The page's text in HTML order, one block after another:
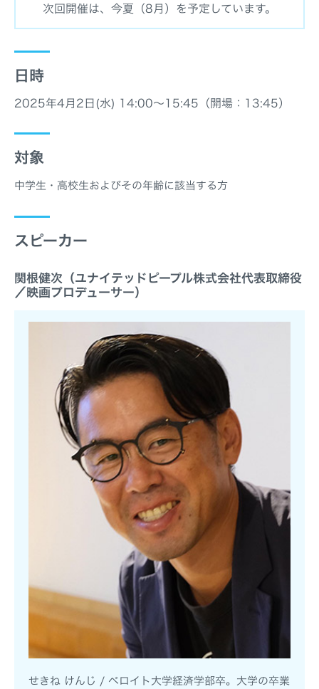
次回開催は、今夏（8月）を予定しています。
日時
2025年4月2日(水) 14:00～15:45（開場：13:45）
対象
中学生・高校生およびその年齢に該当する方
スピーカー
関根健次（ユナイテッドピープル株式会社代表取締役
／映画プロデューサー）
せきね けんじ / ベロイト大学経済学部卒。大学の卒業